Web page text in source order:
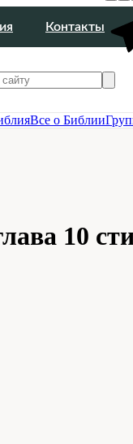
Контакты
Все о Библии
10